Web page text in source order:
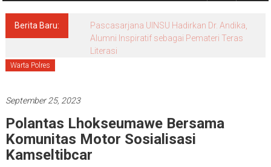
Berita Baru:
Pascasarjana UINSU Hadirkan Dr. Andika,
Alumni Inspiratif sebagai Pemateri Teras
Literasi
Warta Polres
September 25, 2023
Polantas Lhokseumawe Bersama
Komunitas Motor Sosialisasi
Kamseltibcar